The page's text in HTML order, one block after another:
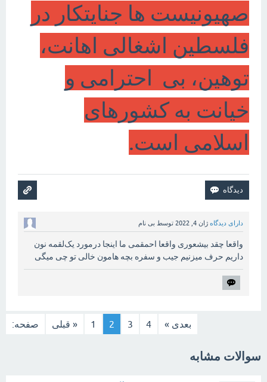
صهیونیست ها جنایتکار در
فلسطین اشغالی اهانت،
توهین، بی احترامی و
خیانت به کشورهای
اسلامی است.
دارای دیدگاه ژان 4, 2022 توسط بی نام
واقعا چقد بیشعوری واقعا احمقمی ما اینجا درمورد یک‌لقمه نون
داریم حرف میزنیم جیب و سفره بچه هامون خالی تو چی میگی
صفحه: « قبلی 1 2 3 4 بعدی »
سوالات مشابه